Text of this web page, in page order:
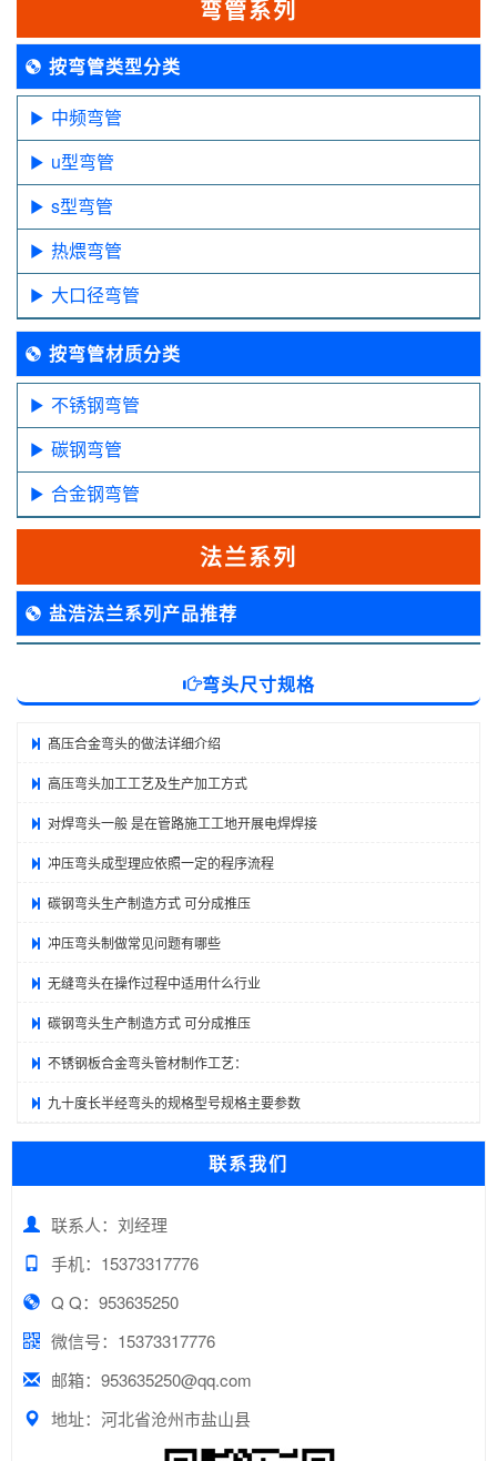
弯管系列
按弯管类型分类
中频弯管
u型弯管
s型弯管
热煨弯管
大口径弯管
按弯管材质分类
不锈钢弯管
碳钢弯管
合金钢弯管
法兰系列
盐浩法兰系列产品推荐
弯头尺寸规格
髙压合金弯头的做法详细介绍
高压弯头加工工艺及生产加工方式
对焊弯头一般 是在管路施工工地开展电焊焊接
冲压弯头成型理应依照一定的程序流程
碳钢弯头生产制造方式 可分成推压
冲压弯头制做常见问题有哪些
无缝弯头在操作过程中适用什么行业
碳钢弯头生产制造方式 可分成推压
不锈钢板合金弯头管材制作工艺：
九十度长半经弯头的规格型号规格主要参数
联系我们
联系人：刘经理
手机：15373317776
Q Q：953635250
微信号：15373317776
邮箱：953635250@qq.com
地址：河北省沧州市盐山县